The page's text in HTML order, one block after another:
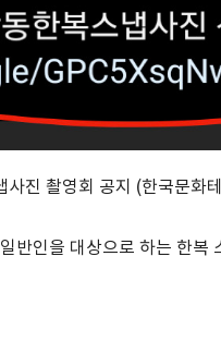
사진 촬영회 공지 (한국문화
반인을 대상으로 하는 한복